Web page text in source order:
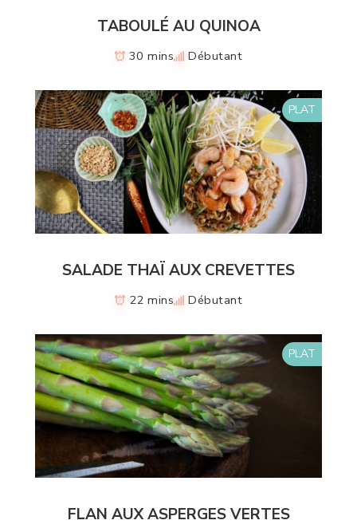
TABOULÉ AU QUINOA
30 mins Débutant
PLAT
SALADE THAÏ AUX CREVETTES
22 mins Débutant
PLAT
FLAN AUX ASPERGES VERTES